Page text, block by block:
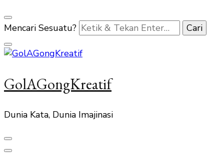
Mencari Sesuatu?
GolAGongKreatif
Dunia Kata, Dunia Imajinasi